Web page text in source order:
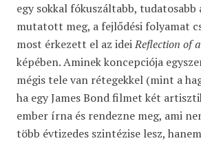
egy sokkal fókuszáltabb,
mutatott meg, a fejlődési folyamat
most érkezett el az ideiReflection of
képében. Aminek koncepciója
mégis tele van rétegekkel (mint a
ha egy James Bond filmet két
ember írna és rendezne meg, ami
több évtizedes szintézise lesz,